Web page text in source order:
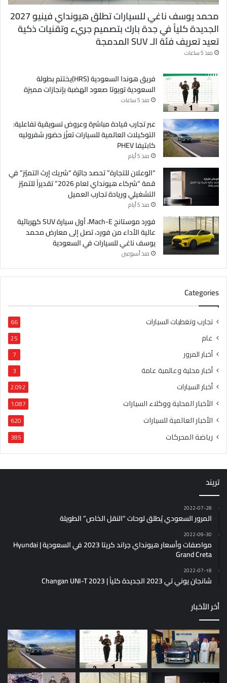
محمد يوسف ناغي للسيارات تطلق هيونداي فينيو 2027
الجديدة كلياً في جدة بارك بتصميم جريء وتقنيات ذكية
تعيد تعريف فئة الـ SUV المدمجة
منذ 5 ساعات
فريق هوندا السعودية (HRS)يختتم بطولة
السعودية تويوتا صعود الهضبة بإنجازات مميزة
منذ 5 ساعات
عبر تجارب قيادة مباشرة وعروض تسويقية تفاعلية:
التوكيلات العالمية للسيارات تعزّز حضور شفروليه
كابتيفا PHEV
منذ 5 أيام
“الوعلان للتجارة” تحصد جائزة “شريك إرث التميّز” في
قمة “شركاء هيونداي لعام 2026” تقديراً للتميّز
التشغيلي وريادة تجارب العميل
منذ 5 أيام
فورد موستانج Mach-E، أول سيارة SUV كهربائية
عالية الأداء من فورد، تصل إلى معارض محمد
يوسف ناغي للسيارات في السعودية
منذ أسبوعين
Categories
تجارب وتغطيات السيارات 66
عام 25
أخبار المرور 7
أخبار محلية وعالمية عامة 3
أخبار السيارات 2٬092
الأخبار المحلية ووكلاء السيارات 1٬087
الأخبار العالمية للسيارات 620
رياضة المحركات 385
تريند
2022-07-28
المرور السعودي يُطلق لوحات “النقل الخاص” الطويلة
2022-09-30
مواصفات وأسعار هيونداي جراند كريتا 2023 في السعودية | Hyundai
Grand Creta
2022-07-18
شانجان يوني تي 2023 الجديدة كلياً | Changan UNI-T 2023
أخر الأخبار